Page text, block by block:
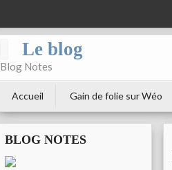
Le blog
Blog Notes
Accueil Gain de folie sur Wéo
BLOG NOTES